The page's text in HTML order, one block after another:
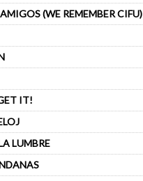
(WE REMEMBER CIFU)
IT!
LUMBRE